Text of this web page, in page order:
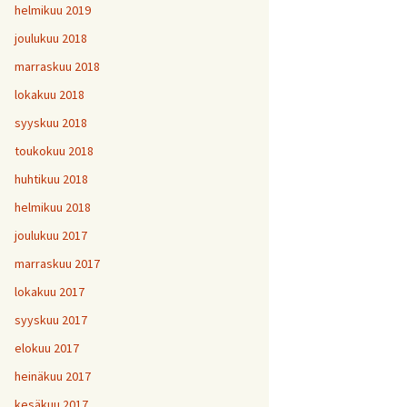
helmikuu 2019
joulukuu 2018
marraskuu 2018
lokakuu 2018
syyskuu 2018
toukokuu 2018
huhtikuu 2018
helmikuu 2018
joulukuu 2017
marraskuu 2017
lokakuu 2017
syyskuu 2017
elokuu 2017
heinäkuu 2017